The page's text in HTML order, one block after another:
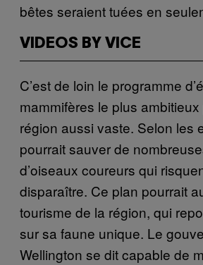
bêtes seraient tuées en
VIDEOS BY VICE
C’est de loin le programme
mammifères le plus
région aussi vaste. Selon les
pourrait sauver de
d’oiseaux coureurs qui
disparaître. Ce plan pourrait
tourisme de la région, qui
sur sa faune unique. Le
Wellington se dit capable de